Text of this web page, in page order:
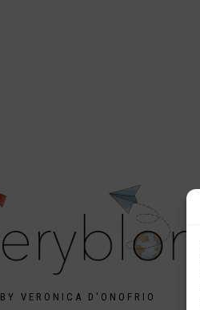
BY VERONICA D'ONOFRIO